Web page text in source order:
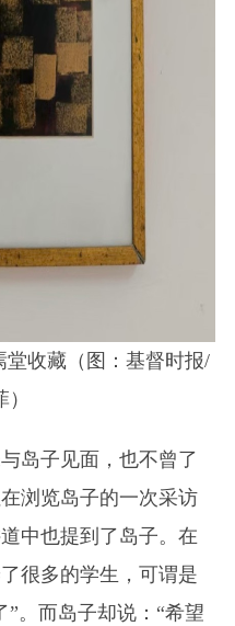
收藏（图：基督时报/
岛子见面，也不曾了
浏览岛子的一次采访
中也提到了岛子。在
很多的学生，可谓是
。而岛子却说：“希望